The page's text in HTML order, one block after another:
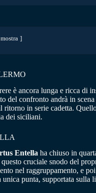
mostra
è ancora lunga e ricca
del confronto andrà in
in serie cadetta.
dei siciliani.
Entella ha chiuso in
questo cruciale snodo del
nel raggruppamento, e
unica punta, supportata sulla